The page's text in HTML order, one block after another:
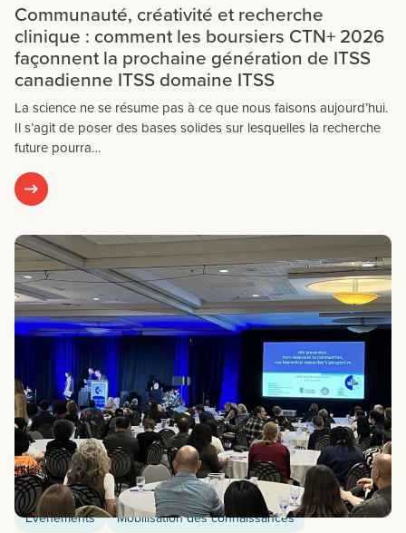
Communauté, créativité et recherche
clinique : comment les boursiers CTN+ 2026
façonnent la prochaine génération de ITSS
canadienne ITSS domaine ITSS
La science ne se résume pas à ce que nous faisons aujourd’hui.
Il s’agit de poser des bases solides sur lesquelles la recherche
future pourra…
Evénements Mobilisation des connaissances